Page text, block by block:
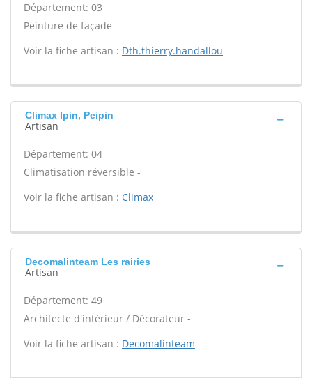
Département: 03
Peinture de façade -
Voir la fiche artisan : Dth.thierry.handallou
Climax Ipin, Peipin
Artisan
Département: 04
Climatisation réversible -
Voir la fiche artisan : Climax
Decomalinteam Les rairies
Artisan
Département: 49
Architecte d'intérieur / Décorateur -
Voir la fiche artisan : Decomalinteam